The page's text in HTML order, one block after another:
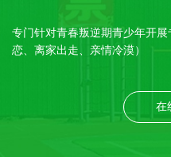
专门针对青春叛逆期青少年开
恋、离家出走、亲情冷漠）
在